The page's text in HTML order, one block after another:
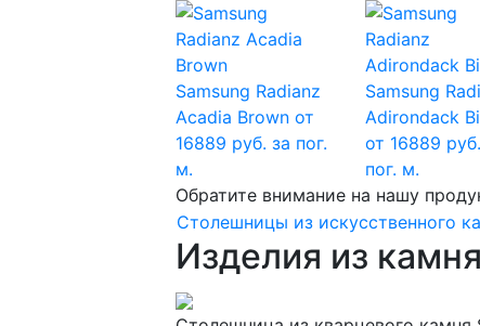
Samsung Radianz
Acadia Brown от
16889 руб. за пог.
м.
Samsung
Adirondack
от 16889
пог. м.
Обратите внимание на нашу
Столешницы из искусственного
Изделия из